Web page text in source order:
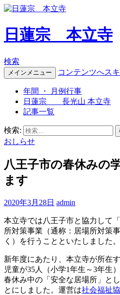
日蓮宗 本立寺
検索
メインメニュー コンテンツへス
年間 ・ 月例行事
日蓮宗 長光山 本立寺
記事一覧
検索:
おしらせ
八王子市の春休みの
ます
2020年3月28日 admin
本立寺では八王子市と協力して
所対策事業（通称：居場所対策
く）を行うことといたしました。
新年度にあたり、本立寺が所在
児童が35人（小学1年生～3年生
春休み中の「安全な居場所」と
とにしました。運営は社会福祉